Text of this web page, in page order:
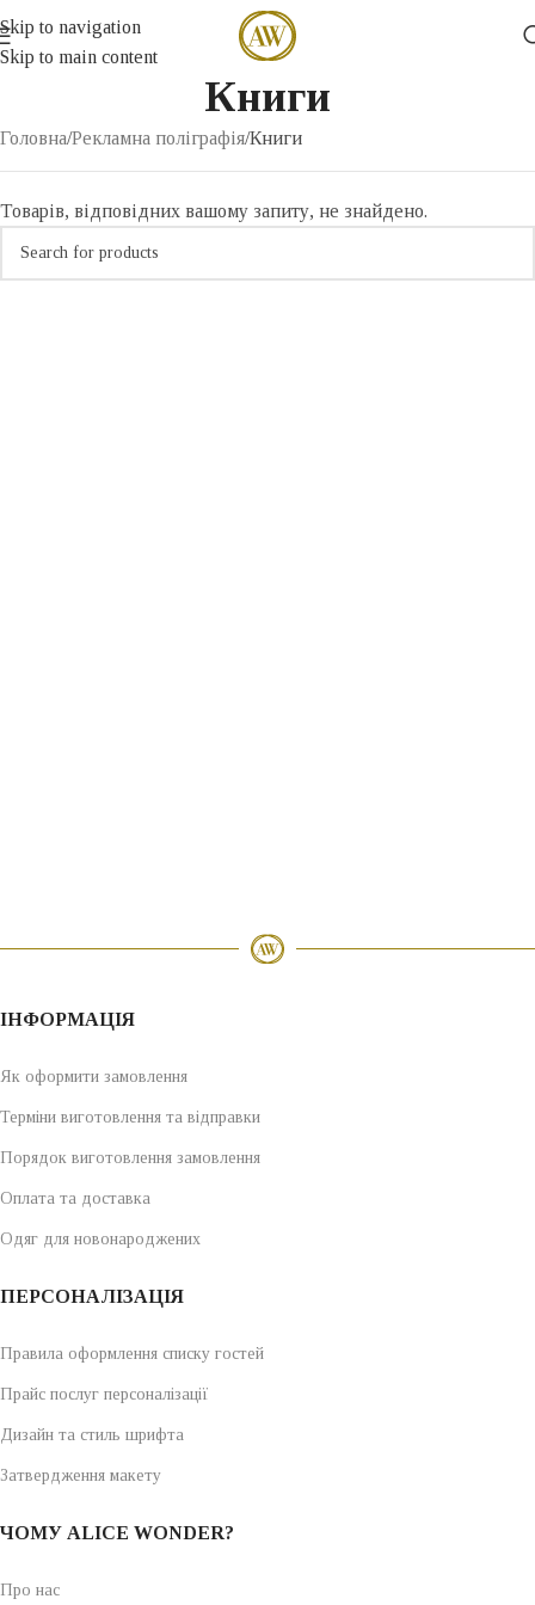
Skip to navigation
Skip to main content
Книги
Головна Рекламна поліграфія Книги
Товарів, відповідних вашому запиту, не знайдено.
ІНФОРМАЦІЯ
Як оформити замовлення
Терміни виготовлення та відправки
Порядок виготовлення замовлення
Оплата та доставка
Одяг для новонароджених
ПЕРСОНАЛІЗАЦІЯ
Правила оформлення списку гостей
Прайс послуг персоналізації
Дизайн та стиль шрифта
Затвердження макету
ЧОМУ ALICE WONDER?
Про нас